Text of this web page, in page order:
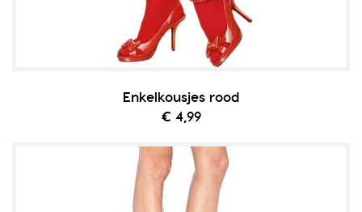
Enkelkousjes rood
€ 4,99